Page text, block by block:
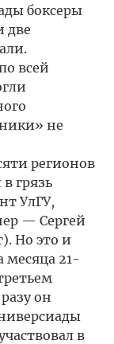
боксеры
две
всей
не
регионов
грязь
УлГУ,
— Сергей
Но это и
месяца 21-
он
в